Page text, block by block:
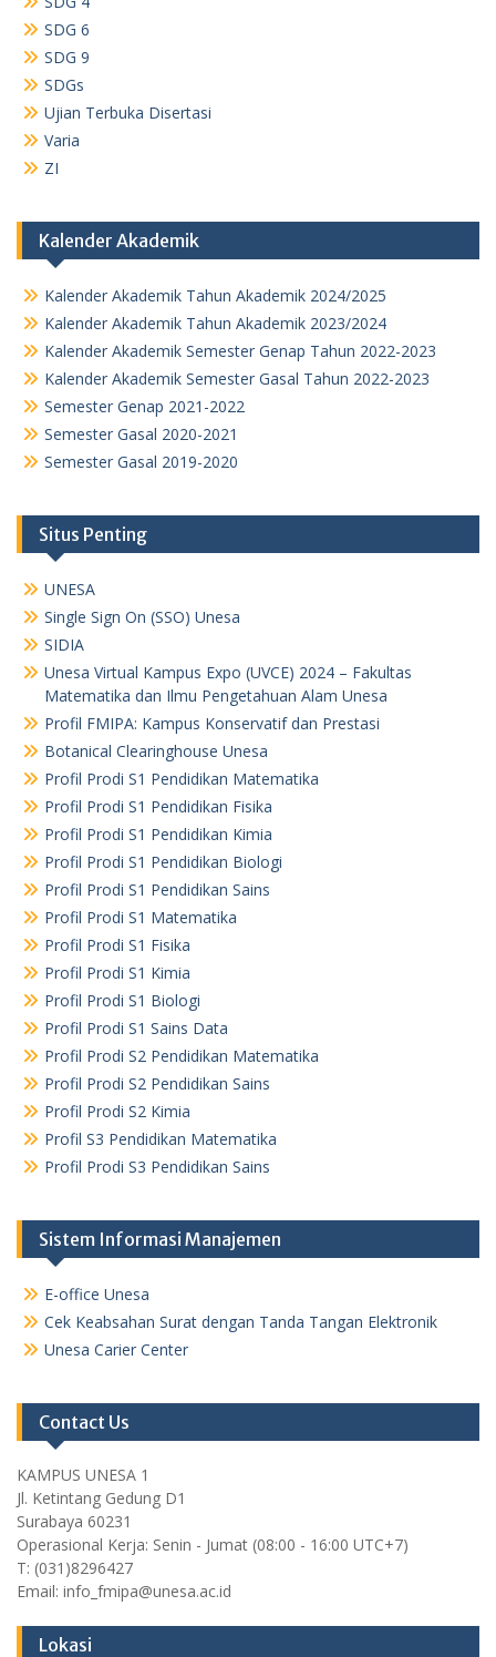
SDG 6
SDG 9
SDGs
Ujian Terbuka Disertasi
Varia
ZI
Kalender Akademik
Kalender Akademik Tahun Akademik 2024/2025
Kalender Akademik Tahun Akademik 2023/2024
Kalender Akademik Semester Genap Tahun 2022-2023
Kalender Akademik Semester Gasal Tahun 2022-2023
Semester Genap 2021-2022
Semester Gasal 2020-2021
Semester Gasal 2019-2020
Situs Penting
UNESA
Single Sign On (SSO) Unesa
SIDIA
Unesa Virtual Kampus Expo (UVCE) 2024 – Fakultas
Matematika dan Ilmu Pengetahuan Alam Unesa
Profil FMIPA: Kampus Konservatif dan Prestasi
Botanical Clearinghouse Unesa
Profil Prodi S1 Pendidikan Matematika
Profil Prodi S1 Pendidikan Fisika
Profil Prodi S1 Pendidikan Kimia
Profil Prodi S1 Pendidikan Biologi
Profil Prodi S1 Pendidikan Sains
Profil Prodi S1 Matematika
Profil Prodi S1 Fisika
Profil Prodi S1 Kimia
Profil Prodi S1 Biologi
Profil Prodi S1 Sains Data
Profil Prodi S2 Pendidikan Matematika
Profil Prodi S2 Pendidikan Sains
Profil Prodi S2 Kimia
Profil S3 Pendidikan Matematika
Profil Prodi S3 Pendidikan Sains
Sistem Informasi Manajemen
E-office Unesa
Cek Keabsahan Surat dengan Tanda Tangan Elektronik
Unesa Carier Center
Contact Us
KAMPUS UNESA 1
Jl. Ketintang Gedung D1
Surabaya 60231
Operasional Kerja: Senin - Jumat (08:00 - 16:00 UTC+7)
T: (031)8296427
Email: info_fmipa@unesa.ac.id
Lokasi